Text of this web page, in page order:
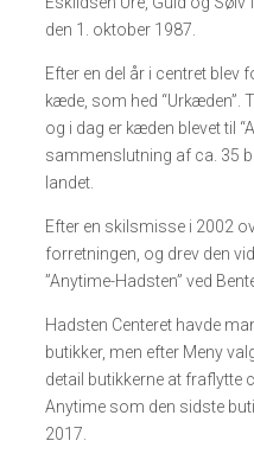
den 1. oktober 1987.
Efter en del år i centret blev
kæde, som hed “Urkæden”.
og i dag er kæden blevet til
sammenslutning af ca. 35
landet.
Efter en skilsmisse i 2002
forretningen, og drev den
”Anytime-Hadsten” ved
Hadsten Centeret havde
butikker, men efter Meny
detail butikkerne at fraflytte
Anytime som den sidste
2017.​